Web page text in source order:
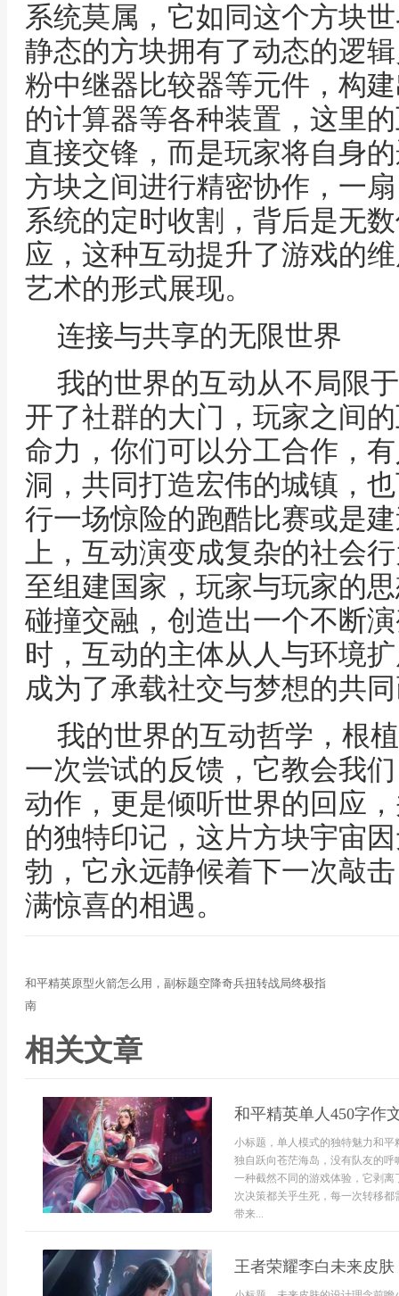
系统莫属，它如同这个方块
静态的方块拥有了动态的逻
粉中继器比较器等元件，构
的计算器等各种装置，这里
直接交锋，而是玩家将自身
方块之间进行精密协作，一
系统的定时收割，背后是无
应，这种互动提升了游戏的
艺术的形式展现。
连接与共享的无限世界
我的世界的互动从不局限
开了社群的大门，玩家之间
命力，你们可以分工合作，
洞，共同打造宏伟的城镇，
行一场惊险的跑酷比赛或是
上，互动演变成复杂的社会
至组建国家，玩家与玩家的
碰撞交融，创造出一个不断
时，互动的主体从人与环境
成为了承载社交与梦想的共
我的世界的互动哲学，根
一次尝试的反馈，它教会我
动作，更是倾听世界的回应
的独特印记，这片方块宇宙
勃，它永远静候着下一次敲
满惊喜的相遇。
和平精英原型火箭怎么用，副标题空降奇兵扭转战局终极指
南
相关文章
和平精英单人450字作
小标题，单人模式的独特魅力和
独自跃向苍茫海岛，没有队友的
一种截然不同的游戏体验，它剥
次决策都关乎生死，每一次转移
带来...
王者荣耀李白未来皮